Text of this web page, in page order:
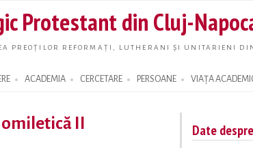
main
content
Protestant din Cluj-
PREOȚILOR REFORMAȚI, LUTHERANI ȘI UNITARIENI
ACADEMIA CERCETARE PERSOANE VIAȚA
II Date